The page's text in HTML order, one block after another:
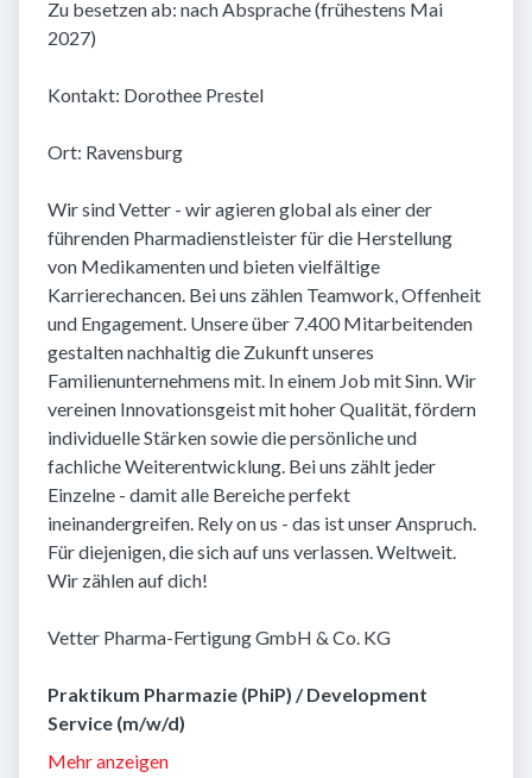
Zu besetzen ab: nach Absprache (frühestens Mai
2027)
Kontakt: Dorothee Prestel
Ort: Ravensburg
Wir sind Vetter - wir agieren global als einer der
führenden Pharmadienstleister für die Herstellung
von Medikamenten und bieten vielfältige
Karrierechancen. Bei uns zählen Teamwork, Offenheit
und Engagement. Unsere über 7.400 Mitarbeitenden
gestalten nachhaltig die Zukunft unseres
Familienunternehmens mit. In einem Job mit Sinn. Wir
vereinen Innovationsgeist mit hoher Qualität, fördern
individuelle Stärken sowie die persönliche und
fachliche Weiterentwicklung. Bei uns zählt jeder
Einzelne - damit alle Bereiche perfekt
ineinandergreifen. Rely on us - das ist unser Anspruch.
Für diejenigen, die sich auf uns verlassen. Weltweit.
Wir zählen auf dich!
Vetter Pharma-Fertigung GmbH & Co. KG
Praktikum Pharmazie (PhiP) / Development
Service (m/w/d)
Mehr anzeigen